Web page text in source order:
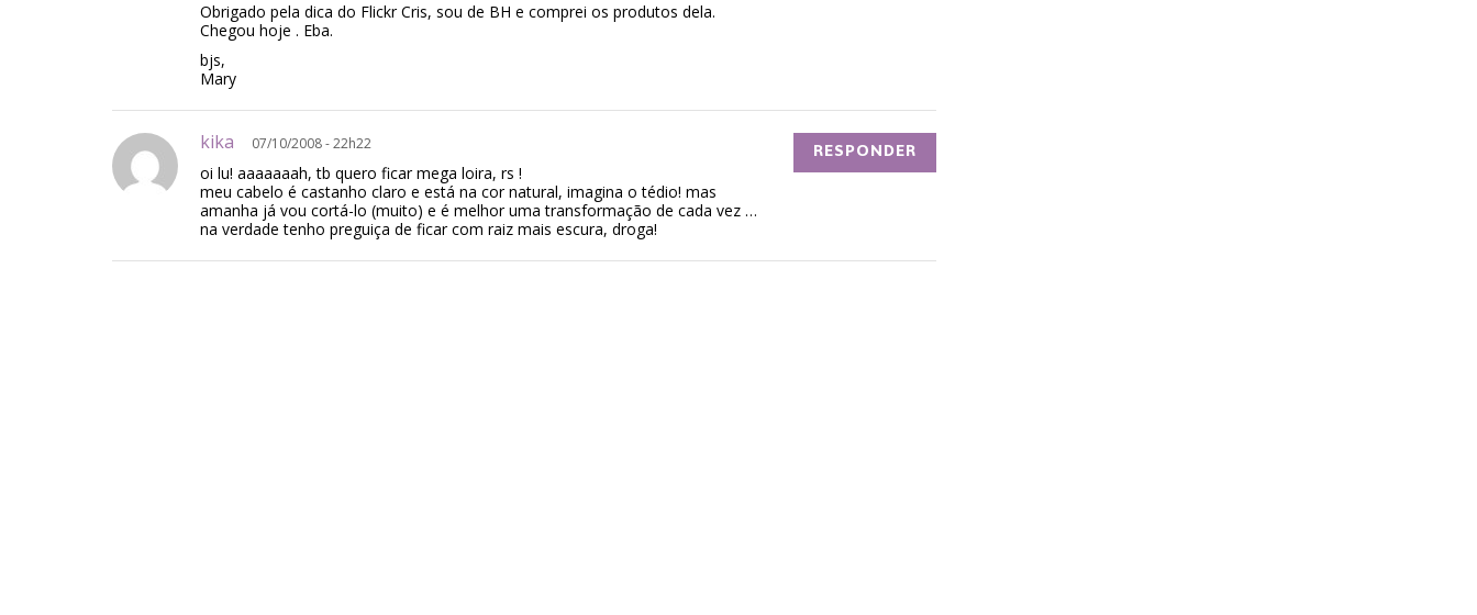
Obrigado pela dica do Flickr Cris, sou de BH e comprei os produtos dela.
Chegou hoje . Eba.
bjs,
Mary
kika 07/10/2008 - 22h22
oi lu! aaaaaaah, tb quero ficar mega loira, rs !
meu cabelo é castanho claro e está na cor natural, imagina o tédio! mas
amanha já vou cortá-lo (muito) e é melhor uma transformação de cada vez …
na verdade tenho preguiça de ficar com raiz mais escura, droga!
RESPONDER